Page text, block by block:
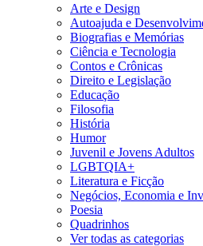
Arte e Design
Autoajuda e
Biografias e Memórias
Ciência e Tecnologia
Contos e Crônicas
Direito e Legislação
Educação
Filosofia
História
Humor
Juvenil e Jovens Adultos
LGBTQIA+
Literatura e Ficção
Negócios, Economia e
Poesia
Quadrinhos
Ver todas as categorias